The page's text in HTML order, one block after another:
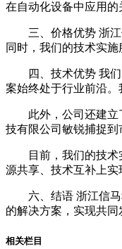
在自动化设备中应用
三、价格优势 浙
同时，我们的技术实
四、技术优势 我
案始终处于行业前沿
此外，公司还建
技有限公司敏锐捕捉
目前，我们的技
源共享、技术互补上
六、结语 浙江信
的解决方案，实现共
相关栏目